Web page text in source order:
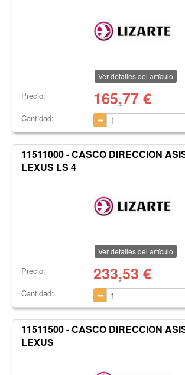
Ver detalles del artículo
Precio: 165,77€
Cantidad:
11511000 - CASCO DIRECCION
LEXUS LS 4
Ver detalles del artículo
Precio: 233,53 €
Cantidad:
11511500 - CASCO DIRECCION
LEXUS